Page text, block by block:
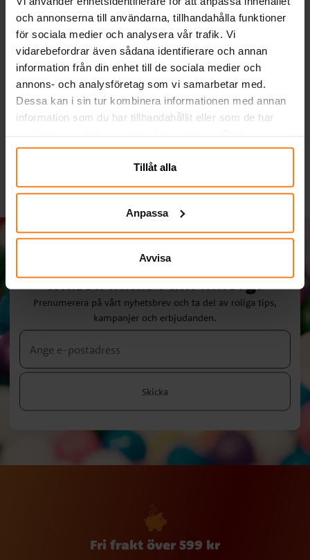
och annonserna till användarna, tillhandahålla funktioner
för sociala medier och analysera vår trafik. Vi
vidarebefordrar även sådana identifierare och annan
information från din enhet till de sociala medier och
annons- och analysföretag som vi samarbetar med.
Dessa kan i sin tur kombinera informationen med annan
information som du har tillhandahållit eller som de har
närsomhelst ändra ditt samtycke.
Tillåt alla
Anpassa
Avvisa
Ballonger - Ljusblå 10-
pack
Pris 29,00 kr
29,00 kr
Hobbyfärg Ljusblå 60
ml
Nuvarande pris :
29,00 krTidigare pris:
29,00 kr 59,00 kr
Massa kalas i din inkorg!
Prenumerera på vårt nyhetsbrev och ta del av roliga tips,
kampanjer och erbjudanden.
Skicka
Fri frakt över 599 kr